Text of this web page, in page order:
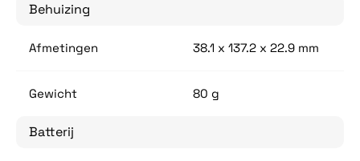
Behuizing
Afmetingen 38.1 x 137.2 x 22.9 mm
Gewicht 80 g
Batterij